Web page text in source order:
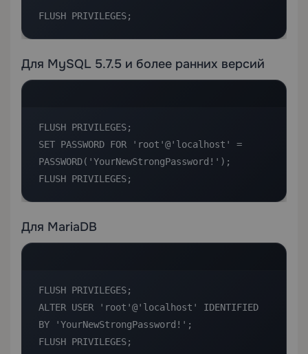
FLUSH PRIVILEGES;
Для MySQL 5.7.5 и более ранних версий
FLUSH PRIVILEGES;
SET PASSWORD FOR 'root'@'localhost' =
PASSWORD('YourNewStrongPassword!');
FLUSH PRIVILEGES;
Для MariaDB
FLUSH PRIVILEGES;
ALTER USER 'root'@'localhost' IDENTIFIED
BY 'YourNewStrongPassword!';
FLUSH PRIVILEGES;